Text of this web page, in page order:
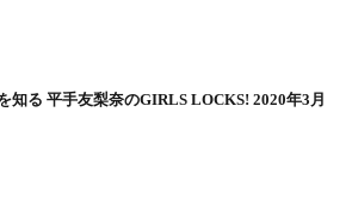
知る 平手友梨奈のGIRLS LOCKS! 2020年3月